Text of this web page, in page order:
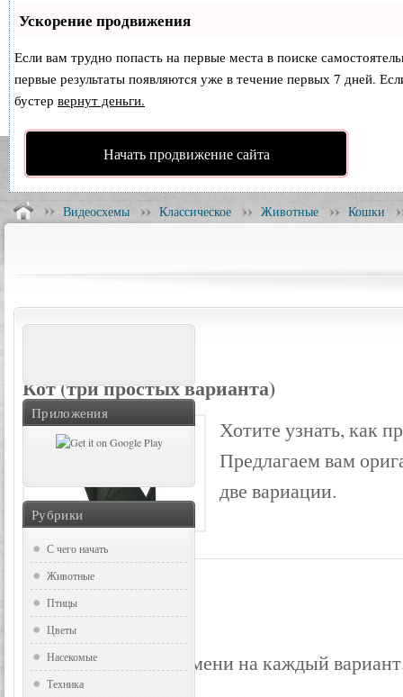
Ускорение продвижения
Если вам трудно попасть на первые места в поиске
первые результаты появляются уже в течение первых 7 дней.
бустер вернут деньги.
Начать продвижение сайта
Видеосхемы Классическое Животные Кошки
Кот (три простых варианта)
Хотите узнать, как
Предлагаем вам
две вариации.
Нам понадобится:
- Квадратный лист.
- Около 5 минут времени на каждый
Приложения
Рубрики
С чего начать
Животные
Птицы
Цветы
Насекомые
Техника